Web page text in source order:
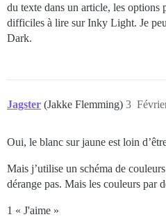
du texte dans un article, les
difficiles à lire sur Inky Light. Je
Dark.
Jagster (Jakke Flemming) 3
Oui, le blanc sur jaune est loin
Mais j’utilise un schéma de
dérange pas. Mais les couleurs par
1 « J'aime »